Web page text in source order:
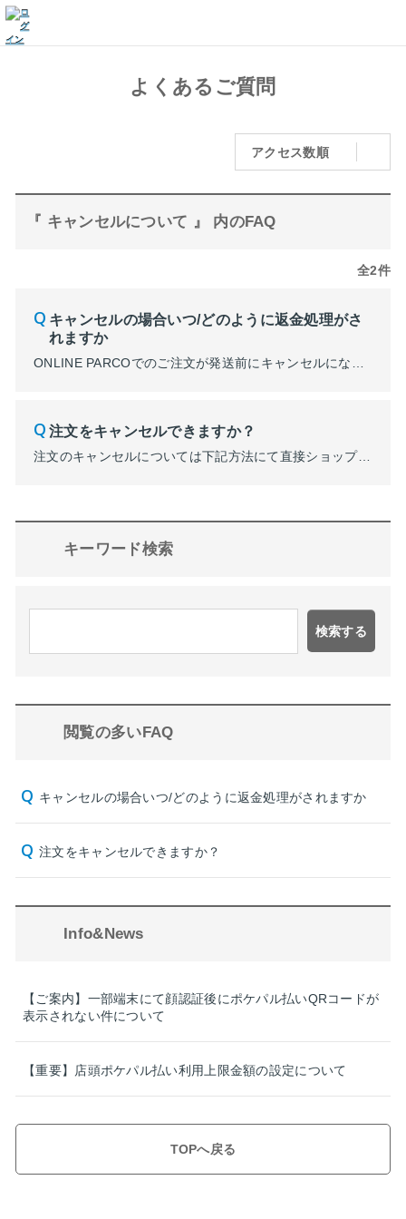
よくあるご質問
アクセス数順
『 キャンセルについて 』 内のFAQ
全2件
キャンセルの場合いつ/どのように返金処理がさ
れますか
注文をキャンセルできますか？
注文のキャンセルについては下記方法にて直接ショップへお問い合わせください。 ■PARCOメンバーズ会員購入の場合 購入履歴より該当注文の購入履歴詳細を開いていただき、画面下部「この注文へのお問い合わせ」からお問い合わせください。 ■ゲスト注文の場合 注文完了時にお送りしているメール「ご注文・お申込完了のお知らせ」に記載のショップURLからお問い合わせく...
キーワード検索
検索する
閲覧の多いFAQ
キャンセルの場合いつ/どのように返金処理がされますか
注文をキャンセルできますか？
Info&News
【ご案内】一部端末にて顔認証後にポケパル払いQRコードが
表示されない件について
【重要】店頭ポケパル払い利用上限金額の設定について
TOPへ戻る